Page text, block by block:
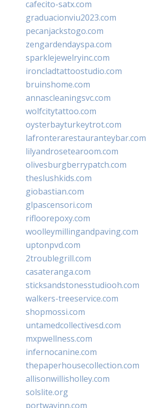
cafecito-satx.com
graduacionviu2023.com
pecanjackstogo.com
zengardendayspa.com
sparklejewelryinc.com
ironcladtattoostudio.com
bruinshome.com
annascleaningsvc.com
wolfcitytattoo.com
oysterbayturkeytrot.com
lafronterarestauranteybar.com
lilyandrosetearoom.com
olivesburgberrypatch.com
theslushkids.com
giobastian.com
glpascensori.com
rifloorepoxy.com
woolleymillingandpaving.com
uptonpvd.com
2troublegrill.com
casateranga.com
sticksandstonesstudiooh.com
walkers-treeservice.com
shopmossi.com
untamedcollectivesd.com
mxpwellness.com
infernocanine.com
thepaperhousecollection.com
allisonwillisholley.com
solslite.org
portwayinn.com